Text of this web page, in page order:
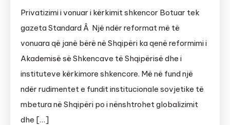
Privatizimi i vonuar i kërkimit shkencor Botuar tek
gazeta Standard Â Një ndër reformat më të
vonuara që janë bërë në Shqipëri ka qenë reformimi i
Akademisë së Shkencave të Shqipërisë dhe i
instituteve kërkimore shkencore. Më në fund një
ndër rudimentet e fundit institucionale sovjetike të
mbetura në Shqipëri po i nënshtrohet globalizimit
dhe […]